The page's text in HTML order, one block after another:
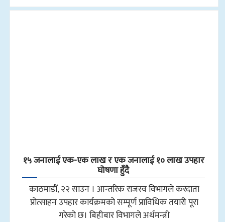
१५ जनालाई एक-एक लाख र एक जनालाई १० लाख उपहार
घोषणा हुँदै
काठमाडौँ, २२ साउन । आन्तरिक राजस्व विभागले करदाता
प्रोत्साहन उपहार कार्यक्रमको सम्पूर्ण प्राविधिक तयारी पूरा
गरेको छ। बिहीबार विभागले अर्थमन्त्री